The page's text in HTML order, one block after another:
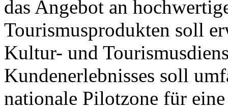
das Angebot an
Tourismusprodukten soll
Kultur- und
Kundenerlebnisses soll
nationale Pilotzone für